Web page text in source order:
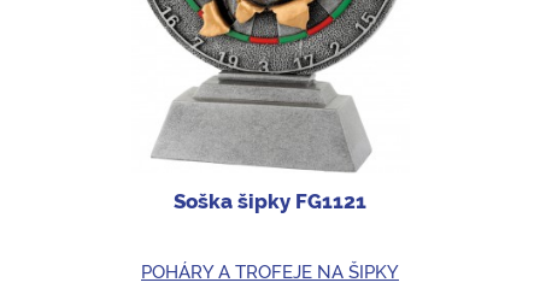
Soška šipky FG1121
POHÁRY A TROFEJE NA ŠIPKY